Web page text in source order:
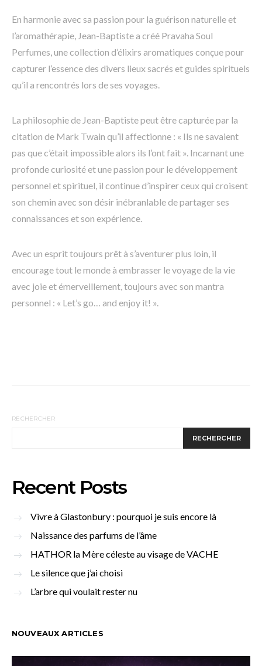
En harmonie avec sa passion pour la guérison naturelle et
l’aromathérapie, Jean-Baptiste a créé Pravaha Soul
Perfumes, une collection d’élixirs aromatiques conçue pour
capturer l’essence des divers lieux sacrés et guides spirituels
qu’il a rencontrés lors de ses voyages.
La philosophie de Jean-Baptiste peut être capturée par la
citation de Mark Twain qu’il affectionne : « Ils ne savaient
pas que c’était impossible alors ils l’ont fait ». Incarnant une
profonde curiosité et une passion pour le développement
personnel et spirituel, il continue d’inspirer ceux qui croisent
son chemin avec son désir inébranlable de partager ses
connaissances et son expérience.
Avec un esprit toujours prêt à s’aventurer plus loin, il
encourage tout le monde à embrasser le voyage de la vie
avec joie et émerveillement, toujours avec son mantra
personnel : « Let’s go… and enjoy it! ».
RECHERCHER
RECHERCHER
Recent Posts
Vivre à Glastonbury : pourquoi je suis encore là
Naissance des parfums de l’âme
HATHOR la Mère céleste au visage de VACHE
Le silence que j’ai choisi
L’arbre qui voulait rester nu
NOUVEAUX ARTICLES